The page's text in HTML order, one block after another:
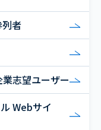
列者
業志望ユーザー
Webサイ